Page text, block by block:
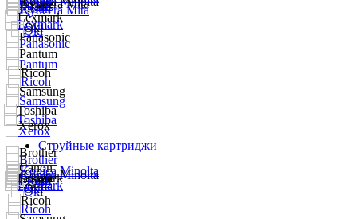
Струйные картриджи